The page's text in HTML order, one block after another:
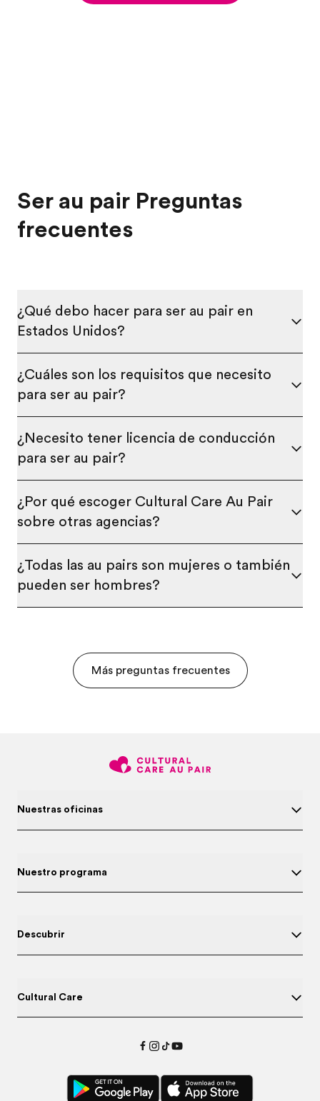
Ser au pair Preguntas
frecuentes
¿Qué debo hacer para ser au pair en
Estados Unidos?
¿Cuáles son los requisitos que necesito
para ser au pair?
¿Necesito tener licencia de conducción
para ser au pair?
¿Por qué escoger Cultural Care Au Pair
sobre otras agencias?
¿Todas las au pairs son mujeres o también
pueden ser hombres?
Más preguntas frecuentes
Nuestras oficinas
Nuestro programa
Descubrir
Cultural Care